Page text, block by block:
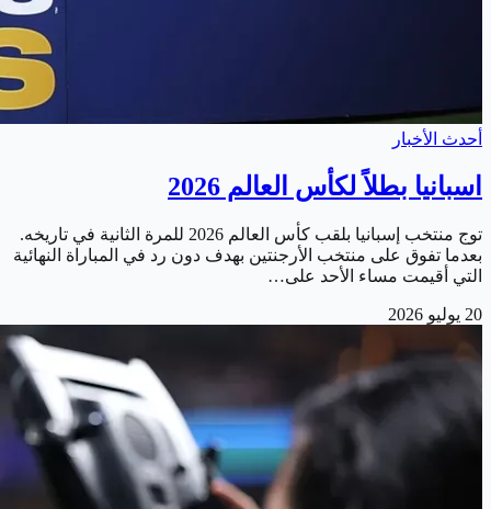
أحدث الأخبار
اسبانيا بطلاً لكأس العالم 2026
توج منتخب إسبانيا بلقب كأس العالم 2026 للمرة الثانية في تاريخه.
بعدما تفوق على منتخب الأرجنتين بهدف دون رد في المباراة النهائية
التي أقيمت مساء الأحد على…
20 يوليو 2026